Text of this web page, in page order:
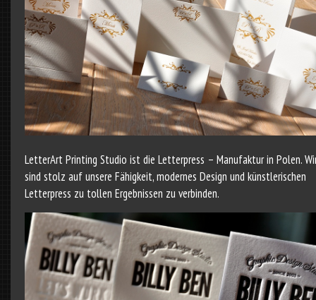
LetterArt Printing Studio ist die Letterpress – Manufaktur in Polen.
sind stolz auf unsere Fähigkeit, modernes Design und künstlerischen
Letterpress zu tollen Ergebnissen zu verbinden.